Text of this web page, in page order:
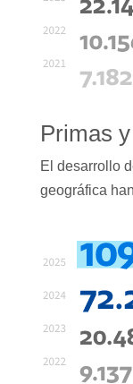
Primas
El desarrollo
geográfica